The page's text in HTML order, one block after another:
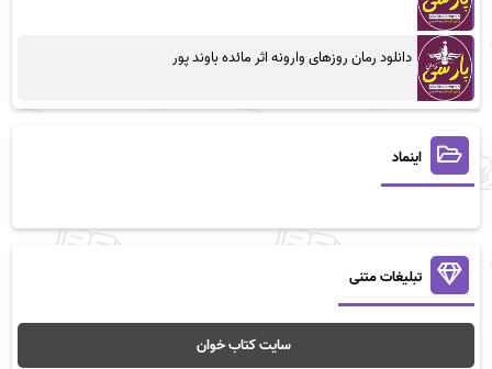
دانلود رمان روزهای وارونه اثر مائده باوند پور
اینماد
تبلیغات متنی
سایت کتاب خوان